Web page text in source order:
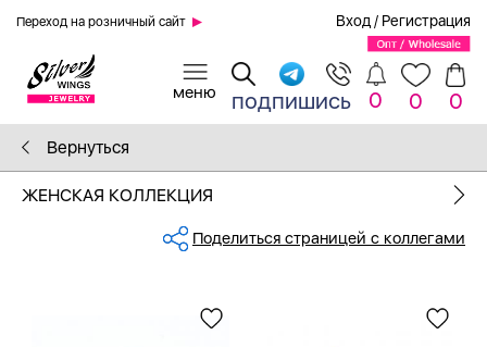
Переход на розничный сайт Вход / Регистрация
подпишись 0 0 0
Вернуться
ЖЕНСКАЯ КОЛЛЕКЦИЯ
Поделиться страницей с коллегами